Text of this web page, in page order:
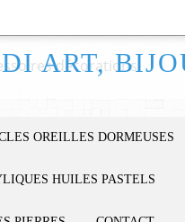
OREILLES DORMEUSES
HUILES PASTELS